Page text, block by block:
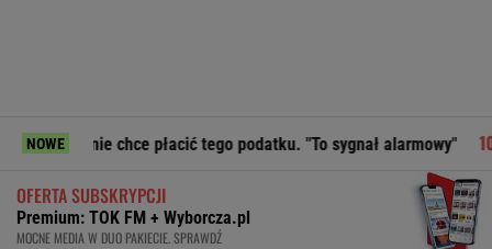
NOWE
chce płacić tego podatku. "To sygnał alarmowy" Moby
OFERTA SUBSKRYPCJI
Premium: TOK FM + Wyborcza.pl
MOCNE MEDIA W DUO PAKIECIE. SPRAWDŹ